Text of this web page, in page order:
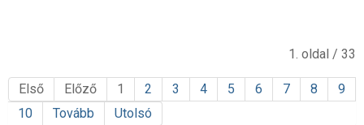
1. oldal / 33
Első Előző 1 2 3 4 5 6 7 8
9
10
Tovább Utolsó